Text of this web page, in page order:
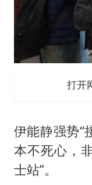
打开
伊能静强势“
本不死心，
士站”。